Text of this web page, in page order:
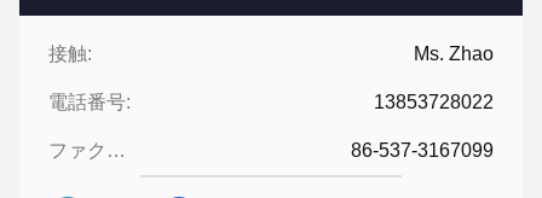
接触: Ms. Zhao
電話番号: 13853728022
ファクシミリ: 86-537-3167099